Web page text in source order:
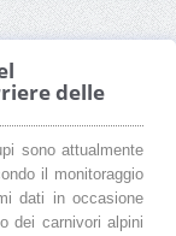
delle
sono attualmente
il monitoraggio
dati in occasione
dei carnivori alpini